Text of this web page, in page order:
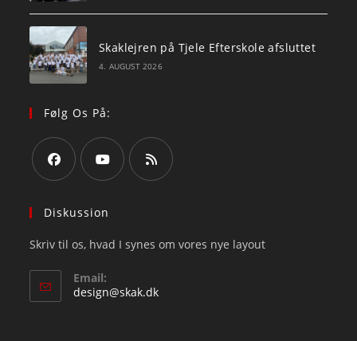
Skaklejren på Tjele Efterskole afsluttet
4. AUGUST 2026
Følg Os På:
in
new
tab
in
new
new
Diskussion
Skriv til os, hvad I synes om vores nye layout
Email:
design@skak.dkOpens